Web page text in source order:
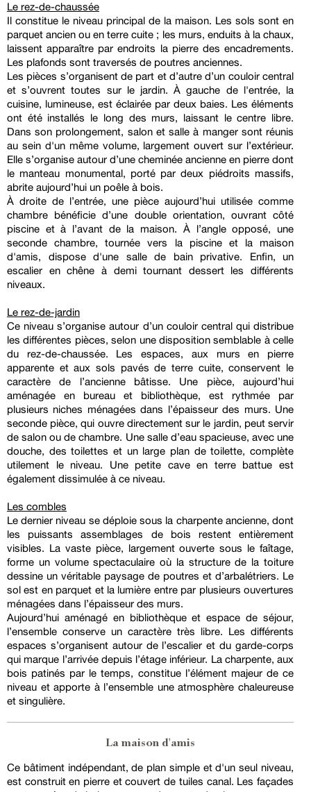
Le rez-de-chaussée
Il constitue le niveau principal de la maison. Les sols sont en
parquet ancien ou en terre cuite ; les murs, enduits à la chaux,
laissent apparaître par endroits la pierre des encadrements.
Les plafonds sont traversés de poutres anciennes.
Les pièces s’organisent de part et d’autre d’un couloir central
et s’ouvrent toutes sur le jardin. À gauche de l'entrée, la
cuisine, lumineuse, est éclairée par deux baies. Les éléments
ont été installés le long des murs, laissant le centre libre.
Dans son prolongement, salon et salle à manger sont réunis
au sein d'un même volume, largement ouvert sur l’extérieur.
Elle s’organise autour d’une cheminée ancienne en pierre dont
le manteau monumental, porté par deux piédroits massifs,
abrite aujourd’hui un poêle à bois.
À droite de l’entrée, une pièce aujourd’hui utilisée comme
chambre bénéficie d’une double orientation, ouvrant côté
piscine et à l’avant de la maison. À l’angle opposé, une
seconde chambre, tournée vers la piscine et la maison
d'amis, dispose d'une salle de bain privative. Enfin, un
escalier en chêne à demi tournant dessert les différents
niveaux.
Le rez-de-jardin
Ce niveau s’organise autour d’un couloir central qui distribue
les différentes pièces, selon une disposition semblable à celle
du rez-de-chaussée. Les espaces, aux murs en pierre
apparente et aux sols pavés de terre cuite, conservent le
caractère de l’ancienne bâtisse. Une pièce, aujourd’hui
aménagée en bureau et bibliothèque, est rythmée par
plusieurs niches ménagées dans l’épaisseur des murs. Une
seconde pièce, qui ouvre directement sur le jardin, peut servir
de salon ou de chambre. Une salle d’eau spacieuse, avec une
douche, des toilettes et un large plan de toilette, complète
utilement le niveau. Une petite cave en terre battue est
également dissimulée à ce niveau.
Les combles
Le dernier niveau se déploie sous la charpente ancienne, dont
les puissants assemblages de bois restent entièrement
visibles. La vaste pièce, largement ouverte sous le faîtage,
forme un volume spectaculaire où la structure de la toiture
dessine un véritable paysage de poutres et d’arbalétriers. Le
sol est en parquet et la lumière entre par plusieurs ouvertures
ménagées dans l’épaisseur des murs.
Aujourd’hui aménagé en bibliothèque et espace de séjour,
l’ensemble conserve un caractère très libre. Les différents
espaces s’organisent autour de l’escalier et du garde-corps
qui marque l’arrivée depuis l’étage inférieur. La charpente, aux
bois patinés par le temps, constitue l’élément majeur de ce
niveau et apporte à l’ensemble une atmosphère chaleureuse
et singulière.
La maison d'amis
Ce bâtiment indépendant, de plan simple et d'un seul niveau,
est construit en pierre et couvert de tuiles canal. Les façades